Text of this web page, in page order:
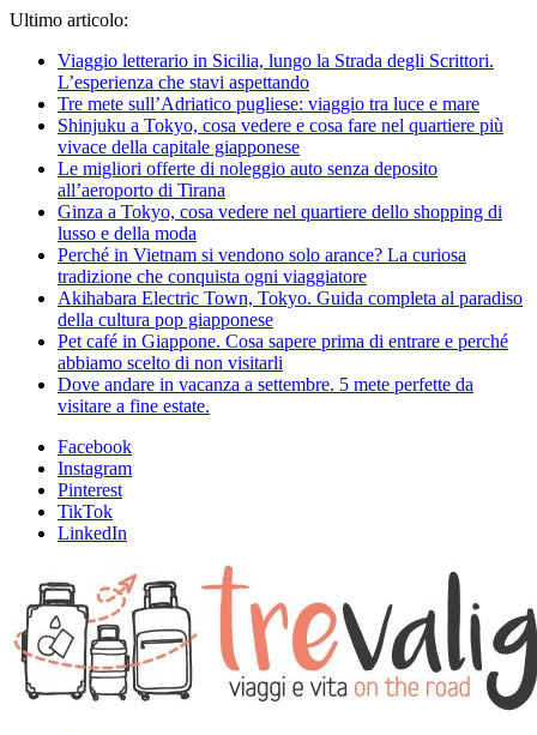
Ultimo articolo:
Viaggio letterario in Sicilia, lungo la Strada degli Scrittori.
L’esperienza che stavi aspettando
Tre mete sull’Adriatico pugliese: viaggio tra luce e mare
Shinjuku a Tokyo, cosa vedere e cosa fare nel quartiere più
vivace della capitale giapponese
Le migliori offerte di noleggio auto senza deposito
all’aeroporto di Tirana
Ginza a Tokyo, cosa vedere nel quartiere dello shopping di
lusso e della moda
Perché in Vietnam si vendono solo arance? La curiosa
tradizione che conquista ogni viaggiatore
Akihabara Electric Town, Tokyo. Guida completa al paradiso
della cultura pop giapponese
Pet café in Giappone. Cosa sapere prima di entrare e perché
abbiamo scelto di non visitarli
Dove andare in vacanza a settembre. 5 mete perfette da
visitare a fine estate.
Facebook
Instagram
Pinterest
TikTok
LinkedIn